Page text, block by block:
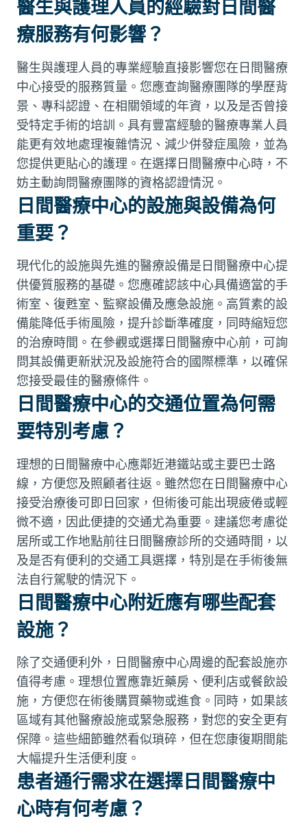
醫生與護理人員的經驗對日間醫
療服務有何影響？
醫生與護理人員的專業經驗直接影響您在日間醫療
中心接受的服務質量。您應查詢醫療團隊的學歷背
景、專科認證、在相關領域的年資，以及是否曾接
受特定手術的培訓。具有豐富經驗的醫療專業人員
能更有效地處理複雜情況、減少併發症風險，並為
您提供更貼心的護理。在選擇日間醫療中心時，不
妨主動詢問醫療團隊的資格認證情況。
日間醫療中心的設施與設備為何
重要？
現代化的設施與先進的醫療設備是日間醫療中心提
供優質服務的基礎。您應確認該中心具備適當的手
術室、復甦室、監察設備及應急設施。高質素的設
備能降低手術風險，提升診斷準確度，同時縮短您
的治療時間。在參觀或選擇日間醫療中心前，可詢
問其設備更新狀況及設施符合的國際標準，以確保
您接受最佳的醫療條件。
日間醫療中心的交通位置為何需
要特別考慮？
理想的日間醫療中心應鄰近港鐵站或主要巴士路
線，方便您及照顧者往返。雖然您在日間醫療中心
接受治療後可即日回家，但術後可能出現疲倦或輕
微不適，因此便捷的交通尤為重要。建議您考慮從
居所或工作地點前往日間醫療診所的交通時間，以
及是否有便利的交通工具選擇，特別是在手術後無
法自行駕駛的情況下。
日間醫療中心附近應有哪些配套
設施？
除了交通便利外，日間醫療中心周邊的配套設施亦
值得考慮。理想位置應靠近藥房、便利店或餐飲設
施，方便您在術後購買藥物或進食。同時，如果該
區域有其他醫療設施或緊急服務，對您的安全更有
保障。這些細節雖然看似瑣碎，但在您康復期間能
大幅提升生活便利度。
患者通行需求在選擇日間醫療中
心時有何考慮？